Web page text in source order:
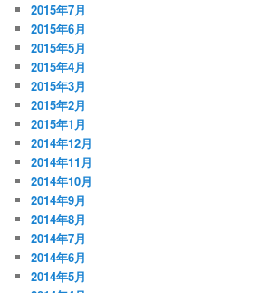
2015年7月
2015年6月
2015年5月
2015年4月
2015年3月
2015年2月
2015年1月
2014年12月
2014年11月
2014年10月
2014年9月
2014年8月
2014年7月
2014年6月
2014年5月